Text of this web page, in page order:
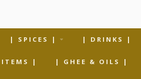
| SPICES | | DRINKS |
| | GHEE & OILS |